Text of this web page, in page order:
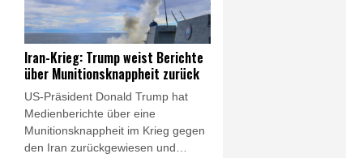
südostasiatischen Asean-Staaten
hätten für ihn "Priorität", sagte Min
Aung Hlaing am Donnerstag in
Bangkok. Der thailändische
Regierungschef Anutin Charnvirakul
sagte ihm seine Unterstützung zu.
Iran-Krieg: Trump weist Berichte
über Munitionsknappheit zurück
US-Präsident Donald Trump hat
Medienberichte über eine
Munitionsknappheit im Krieg gegen
den Iran zurückgewiesen und